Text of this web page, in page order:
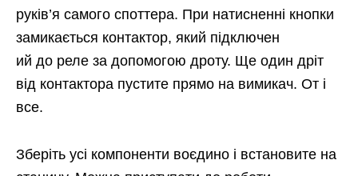
руків’я самого споттера. При натисненні кнопки
замикається контактор, який підключен
ий до реле за допомогою дроту. Ще один дріт
від контактора пустите прямо на вимикач. От і
все.
Зберіть усі компоненти воєдино і встановите на